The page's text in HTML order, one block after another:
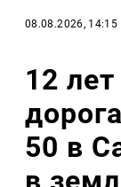
08.08.2026, 14:15
12
50 в